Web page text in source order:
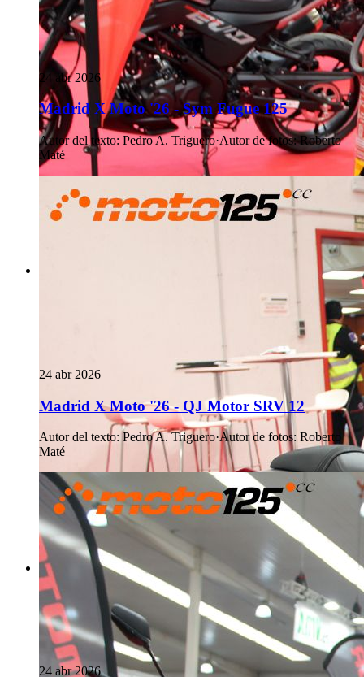
24 abr 2026
Madrid X Moto '26 - Sym Fugue 125
Autor del texto: Pedro A. Triguero·Autor de fotos: Roberto
Maté
24 abr 2026
Madrid X Moto '26 - QJ Motor SRV 12
Autor del texto: Pedro A. Triguero·Autor de fotos: Roberto
Maté
24 abr 2026